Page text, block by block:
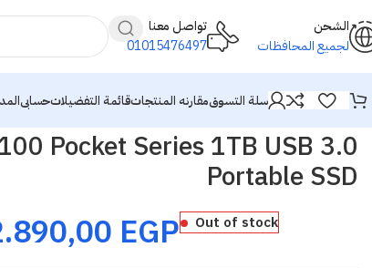
تواصل معنا
01015476497
الشحن
لجميع المحافظات
حسابىقائمة التفضيلاتمقارنه المنتجاتسلة التسوق
Pocket Series 1TB USB 3.0
Portable SSD
EGP
Out of stock